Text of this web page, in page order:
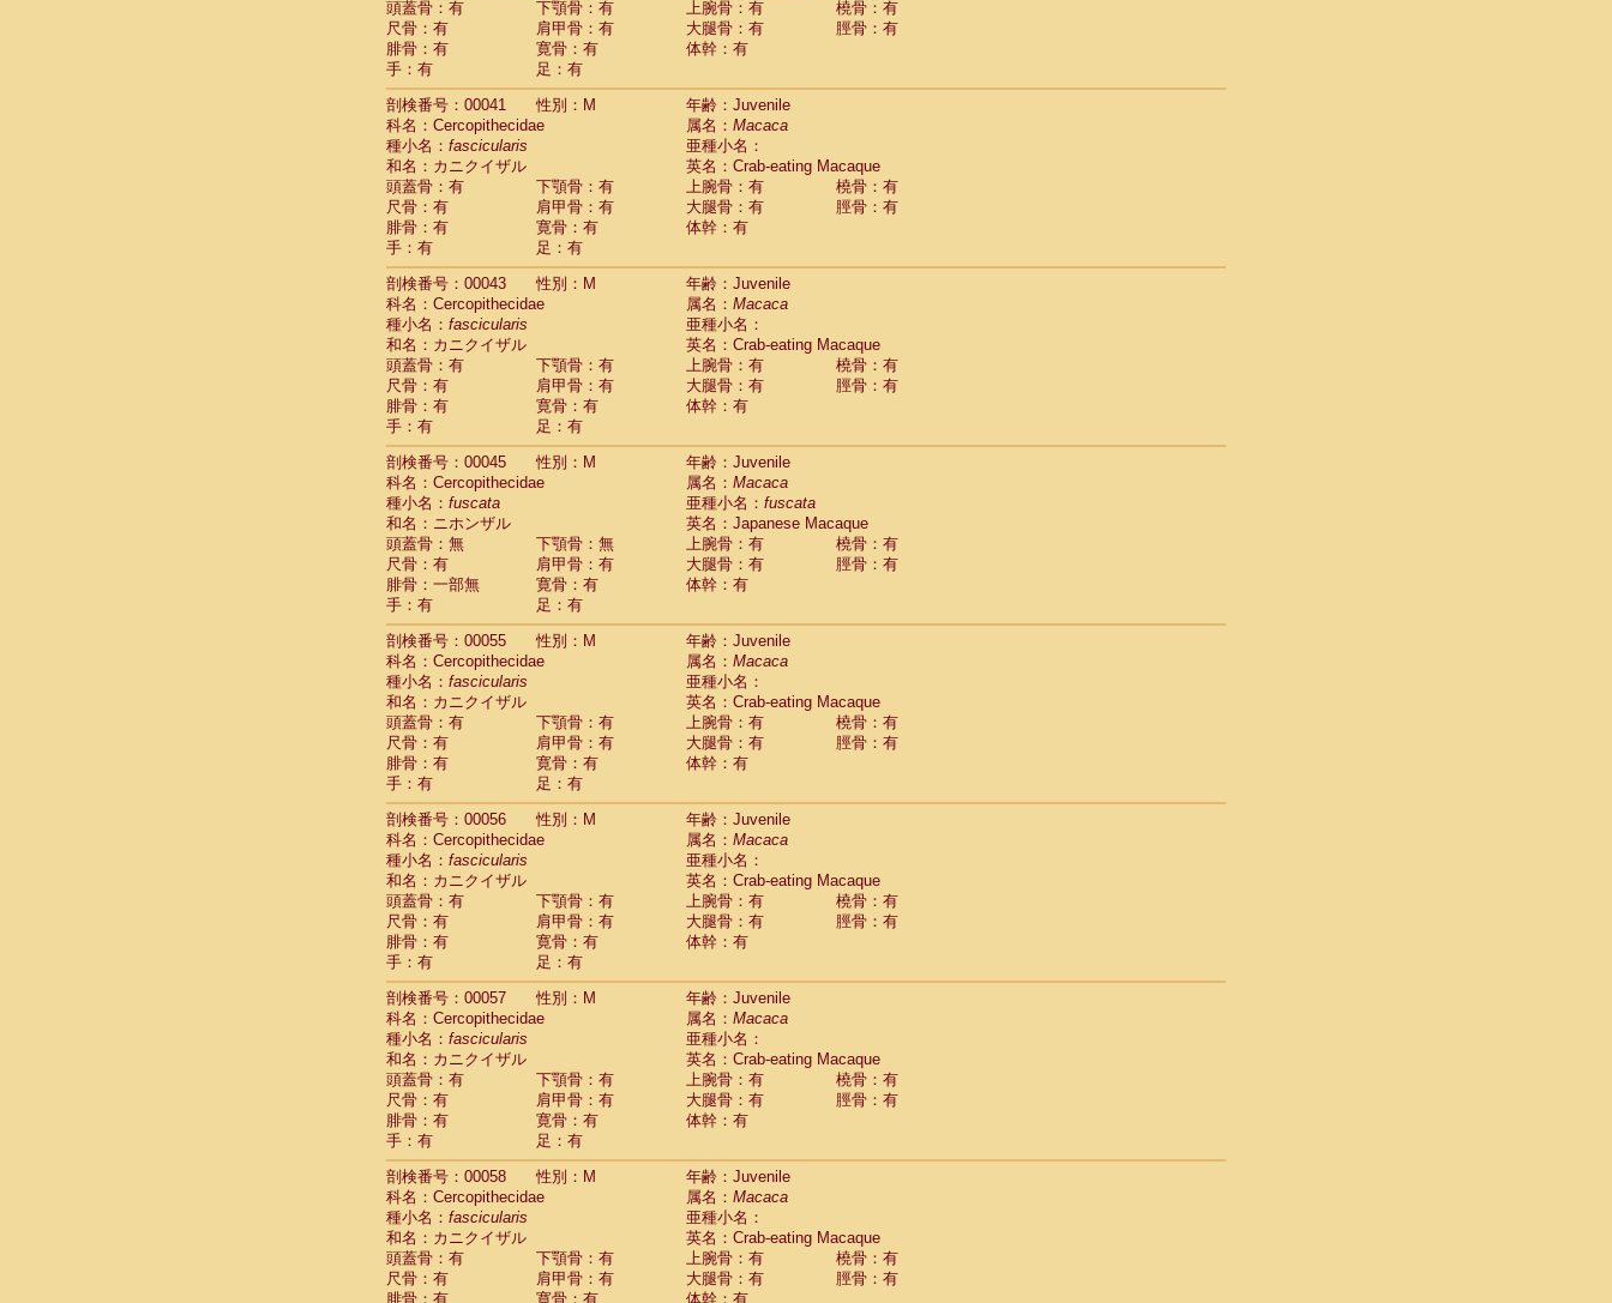
CercopithecidaeCercocebus torquatus lunulatus(0)
CercopithecidaeCercocebus torquatus torquatus(1)
CercopithecidaeCercocebus hybrid(0)
CercopithecidaeCercocebus
CercopithecidaeLophocebus albigena
Cercopithecidae (0)
Cercopithecidae Papio cynocephalus (4)
Cercopithecidae Papio hamadryas(1)
CercopithecidaePapio papio
CercopithecidaePapio
CercopithecidaeMandrillus leucophaeus
CercopithecidaeMandrillus sphinx
CercopithecidaeTheropithecus gelada(1)
CercopithecidaeMacaca arctoides(1)
Cercopithecidae Macaca assamensis
Cercopithecidae Macaca brunnescens(0)
CercopithecidaeMacaca cyclopis (6)
CercopithecidaeMacaca fascicularis (150)
CercopithecidaeMacaca fuscaca fuscata
CercopithecidaeMacaca fuscata yakui
CercopithecidaeMacaca fuscatahybrid(0)
CercopithecidaeMacaca maura(1)
Cercopithecidae Macaca mulatta(47)
Cercopithecidae Macaca nemestrina(3)
Cercopithecidae Macaca nigra(1)
CercopithecidaeMacaca radiata(8)
CercopithecidaeMacaca silenus(1)
CercopithecidaeMacaca sinica (0)
CercopithecidaeMacaca sylvanus
CercopithecidaeMacaca thibetana (0)
Cercopithecidae Macaca tonkeana (0)
Cercopithecidae hybrid(1)
Cercopithecidae (0)
CercopithecidaeAllenopithecus nigroviridis
CercopithecidaeCercopithecus ascanius
CercopithecidaeCercopithecus ascanius schmidti
CercopithecidaeCercopithecus cephus
CercopithecidaeCercopithecus diana
CercopithecidaeCercopithecus hamlyni
Cercopithecidae Cercopithecus lhoesti
Cercopithecidae Cercopithecus mitis(0)
CercopithecidaeCercopithecus mitis doggetti
CercopithecidaeCercopithecus mitis albogularis(0)
CercopithecidaeCercopithecus mona
CercopithecidaeCercopithecus neglectus
CercopithecidaeCercopithecus nigroviridis(0)
CercopithecidaeCercopithecus petaurista buettikoferi
Cercopithecidae Cercopithecusspp.(0)
Cercopithecidae Chlorocebus aethiops
CercopithecidaeChlorocebus pygerythrus cynosuros (0)
CercopithecidaeErythrocebus patas (14)
CercopithecidaeMiopithecus talapoin
CercopithecidaeCercopithecinae spp.
CercopithecidaeColobus angolensis
CercopithecidaeColobus guereza (0)
Cercopithecidae Colobus polykomos(0)
Cercopithecidae Piliocolobus badius(0)
Cercopithecidae Kasi senex vetulus(0)
CercopithecidaeKasi senex
CercopithecidaeNasalis larvatus(0)
頭蓋骨：有
下顎骨：有 上腕骨：有
橈骨：有
尺骨：有
肩甲骨：有 大腿骨：有
脛骨：有
腓骨：有
寛骨：有
体幹：有
手：有
足：有
剖検番号：00041
性別：M
年齢：Juvenile
科名：Cercopithecidae
属名： Macaca
種小名： fascicularis
亜種小名：
和名：カニクイザル
英名：Crab-eating Macaque
頭蓋骨：有
下顎骨：有 上腕骨：有
橈骨：有
尺骨：有
肩甲骨：有 大腿骨：有
脛骨：有
腓骨：有
寛骨：有
体幹：有
手：有
足：有
剖検番号：00043
性別：M
年齢：Juvenile
科名：Cercopithecidae
属名： Macaca
種小名： fascicularis
亜種小名：
和名：カニクイザル
英名：Crab-eating Macaque
頭蓋骨：有
下顎骨：有 上腕骨：有
橈骨：有
尺骨：有
肩甲骨：有 大腿骨：有
脛骨：有
腓骨：有
寛骨：有
体幹：有
手：有
足：有
剖検番号：00045
性別：M
年齢：Juvenile
科名：Cercopithecidae
属名： Macaca
種小名： fuscata 亜種小名： fuscata
和名：ニホンザル
英名：Japanese Macaque
頭蓋骨：無
下顎骨：無 上腕骨：有
橈骨：有
尺骨：有
肩甲骨：有 大腿骨：有
脛骨：有
腓骨：一部無
寛骨：有
体幹：有
手：有
足：有
剖検番号：00055
性別：M
年齢：Juvenile
科名：Cercopithecidae
属名： Macaca
種小名： fascicularis
亜種小名：
和名：カニクイザル
英名：Crab-eating Macaque
頭蓋骨：有
下顎骨：有 上腕骨：有
橈骨：有
尺骨：有
肩甲骨：有 大腿骨：有
脛骨：有
腓骨：有
寛骨：有
体幹：有
手：有
足：有
剖検番号：00056
性別：M
年齢：Juvenile
科名：Cercopithecidae
属名： Macaca
種小名： fascicularis
亜種小名：
和名：カニクイザル
英名：Crab-eating Macaque
頭蓋骨：有
下顎骨：有 上腕骨：有
橈骨：有
尺骨：有
肩甲骨：有 大腿骨：有
脛骨：有
腓骨：有
寛骨：有
体幹：有
手：有
足：有
剖検番号：00057
性別：M
年齢：Juvenile
科名：Cercopithecidae
属名： Macaca
種小名： fascicularis
亜種小名：
和名：カニクイザル
英名：Crab-eating Macaque
頭蓋骨：有
下顎骨：有 上腕骨：有
橈骨：有
尺骨：有
肩甲骨：有 大腿骨：有
脛骨：有
腓骨：有
寛骨：有
体幹：有
手：有
足：有
剖検番号：00058
性別：M
年齢：Juvenile
科名：Cercopithecidae
属名： Macaca
種小名： fascicularis
亜種小名：
和名：カニクイザル
英名：Crab-eating Macaque
頭蓋骨：有
下顎骨：有 上腕骨：有
橈骨：有
尺骨：有
肩甲骨：有 大腿骨：有
脛骨：有
腓骨：有
寛骨：有
体幹：有